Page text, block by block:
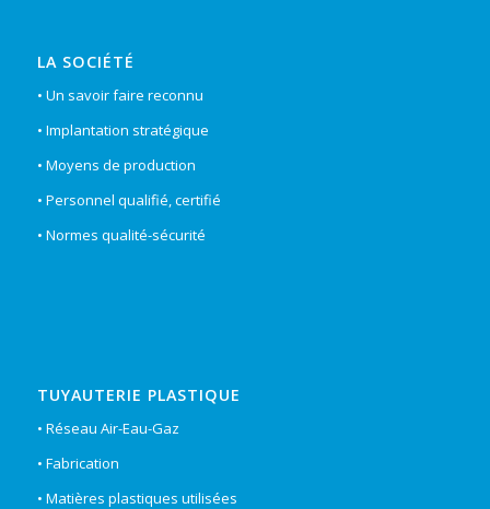
LA SOCIÉTÉ
• Un savoir faire reconnu
• Implantation stratégique
• Moyens de production
• Personnel qualifié, certifié
• Normes qualité-sécurité
TUYAUTERIE PLASTIQUE
• Réseau Air-Eau-Gaz
• Fabrication
• Matières plastiques utilisées